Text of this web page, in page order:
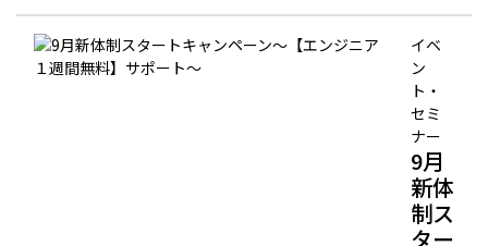
イベ
ン
ト・
セミ
ナー
9月
新体
制ス
ター